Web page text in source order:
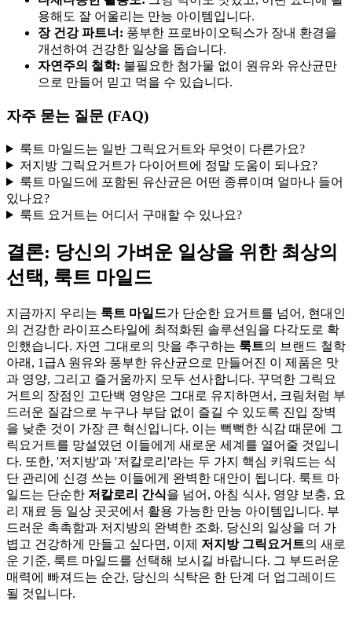
용해도 잘 어울리는 만능 아이템입니다.
장 건강 파트너: 풍부한 프로바이오틱스가 장내 환경을
개선하여 건강한 일상을 돕습니다.
자연주의 철학: 불필요한 첨가물 없이 원유와 유산균만
으로 만들어 믿고 먹을 수 있습니다.
자주 묻는 질문 (FAQ)
룩트 마일드는 일반 그릭요거트와 무엇이 다른가요?
저지방 그릭요거트가 다이어트에 정말 도움이 되나요?
룩트 마일드에 포함된 유산균은 어떤 종류이며 얼마나 들어
있나요?
룩트 요거트는 어디서 구매할 수 있나요?
결론: 당신의 가벼운 일상을 위한 최상의
선택, 룩트 마일드
지금까지 우리는 룩트 마일드가 단순한 요거트를 넘어, 현대인
의 건강한 라이프스타일에 최적화된 솔루션임을 다각도로 확
인했습니다. 자연 그대로의 맛을 추구하는 룩트의 브랜드 철학
아래, 1급A 원유와 풍부한 유산균으로 만들어진 이 제품은 맛
과 영양, 그리고 즐거움까지 모두 선사합니다. 꾸덕한 그릭요
거트의 장점인 고단백 영양은 그대로 유지하면서, 크림처럼 부
드러운 질감으로 누구나 부담 없이 즐길 수 있도록 진입 장벽
을 낮춘 것이 가장 큰 혁신입니다. 이는 뻑뻑한 식감 때문에 그
릭요거트를 망설였던 이들에게 새로운 세계를 열어줄 것입니
다. 또한, '저지방'과 '저칼로리'라는 두 가지 핵심 키워드는 식
단 관리에 신경 쓰는 이들에게 완벽한 대안이 됩니다. 룩트 마
일드는 단순한 저칼로리 간식을 넘어, 아침 식사, 영양 보충, 요
리 재료 등 일상 곳곳에서 활용 가능한 만능 아이템입니다. 부
드러운 촉촉함과 저지방의 완벽한 조화. 당신의 일상을 더 가
볍고 건강하게 만들고 싶다면, 이제 저지방 그릭요거트의 새로
운 기준, 룩트 마일드를 선택해 보시길 바랍니다. 그 부드러운
매력에 빠져드는 순간, 당신의 식탁은 한 단계 더 업그레이드
될 것입니다.